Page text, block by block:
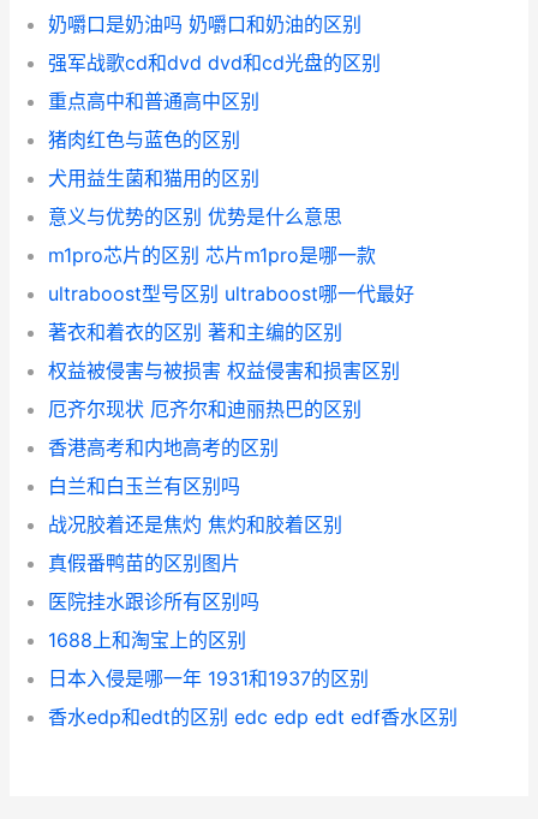
奶嚼口是奶油吗 奶嚼口和奶油的区别
强军战歌cd和dvd dvd和cd光盘的区别
重点高中和普通高中区别
猪肉红色与蓝色的区别
犬用益生菌和猫用的区别
意义与优势的区别 优势是什么意思
m1pro芯片的区别 芯片m1pro是哪一款
ultraboost型号区别 ultraboost哪一代最好
著衣和着衣的区别 著和主编的区别
权益被侵害与被损害 权益侵害和损害区别
厄齐尔现状 厄齐尔和迪丽热巴的区别
香港高考和内地高考的区别
白兰和白玉兰有区别吗
战况胶着还是焦灼 焦灼和胶着区别
真假番鸭苗的区别图片
医院挂水跟诊所有区别吗
1688上和淘宝上的区别
日本入侵是哪一年 1931和1937的区别
香水edp和edt的区别 edc edp edt edf香水区别